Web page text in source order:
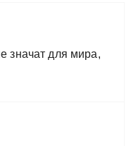
значат для мира,